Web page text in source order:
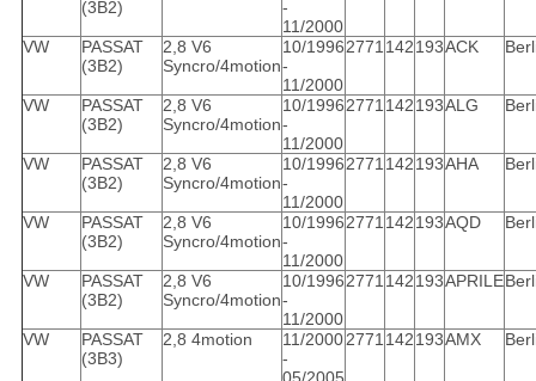
(3B2)
-
11/2000
VW
PASSAT
(3B2)
2,8 V6
Syncro/4motion
10/1996
-
11/2000
2771142193ACK
VW
PASSAT
(3B2)
2,8 V6
Syncro/4motion
10/1996
-
11/2000
2771142193ALG
VW
PASSAT
(3B2)
2,8 V6
Syncro/4motion
10/1996
-
11/2000
2771142193AHA
VW
PASSAT
(3B2)
2,8 V6
Syncro/4motion
10/1996
-
11/2000
2771142193AQD
VW
PASSAT
(3B2)
2,8 V6
Syncro/4motion
10/1996
-
11/2000
2771142193APRILE
VW
PASSAT
(3B3)
2,8 4motion
11/2000
-
2771142193AMX